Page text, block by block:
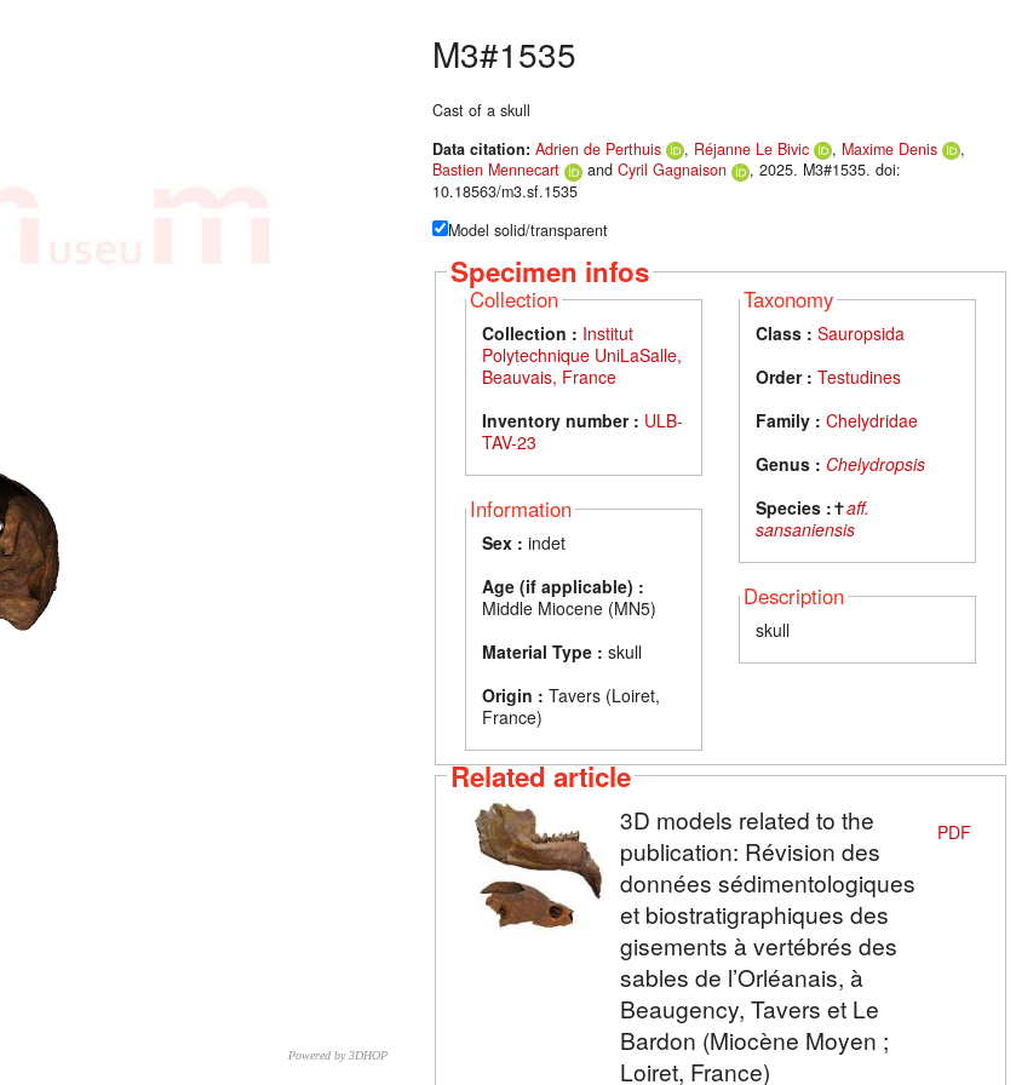
Powered by 3DHOP
M3#1535
Cast of a skull
Data citation: Adrien de Perthuis , Réjanne Le Bivic , Maxime Denis
,
Bastien Mennecart
and Cyril Gagnaison
, 2025. M3#1535. doi:
10.18563/m3.sf.1535
Model solid/transparent
Specimen infos
Collection
Collection : Institut
Polytechnique UniLaSalle,
Beauvais, France
Inventory number : ULB-
TAV-23
Information
Sex : indet
Age (if applicable) :
Middle Miocene (MN5)
Material Type : skull
Origin : Tavers (Loiret,
France)
Taxonomy
Class : Sauropsida
Order : Testudines
Family : Chelydridae
Genus : Chelydropsis
Species :✝aff.
sansaniensis
Description
skull
Related article
3D models related to the
publication: Révision des
données sédimentologiques
et biostratigraphiques des
gisements à vertébrés des
sables de l’Orléanais, à
Beaugency, Tavers et Le
Bardon (Miocène Moyen ;
Loiret, France)
PDF